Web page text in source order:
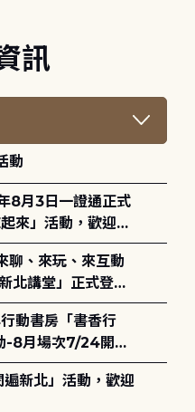
訊
動
來」活動，歡迎踴
日)。
北講堂」正式登
-8月場次7/24開始